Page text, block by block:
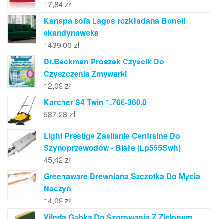
17,84zł
Kanapa sofa Lagos rozkładana Bonell
skandynawska
1439,00 zł
Dr.Beckman Proszek Czyścik Do
Czyszczenia Zmywarki
12,09 zł
Karcher S4 Twin 1.766-360.0
587,28 zł
Light Prestige Zasilanie Centralne Do
Szynoprzewodów - Białe (Lp555Swh)
45,42 zł
Greenaware Drewniana Szczotka Do Mycia
Naczyń
14,09 zł
Vileda Gąbka Do Szorowania Z Zielonym